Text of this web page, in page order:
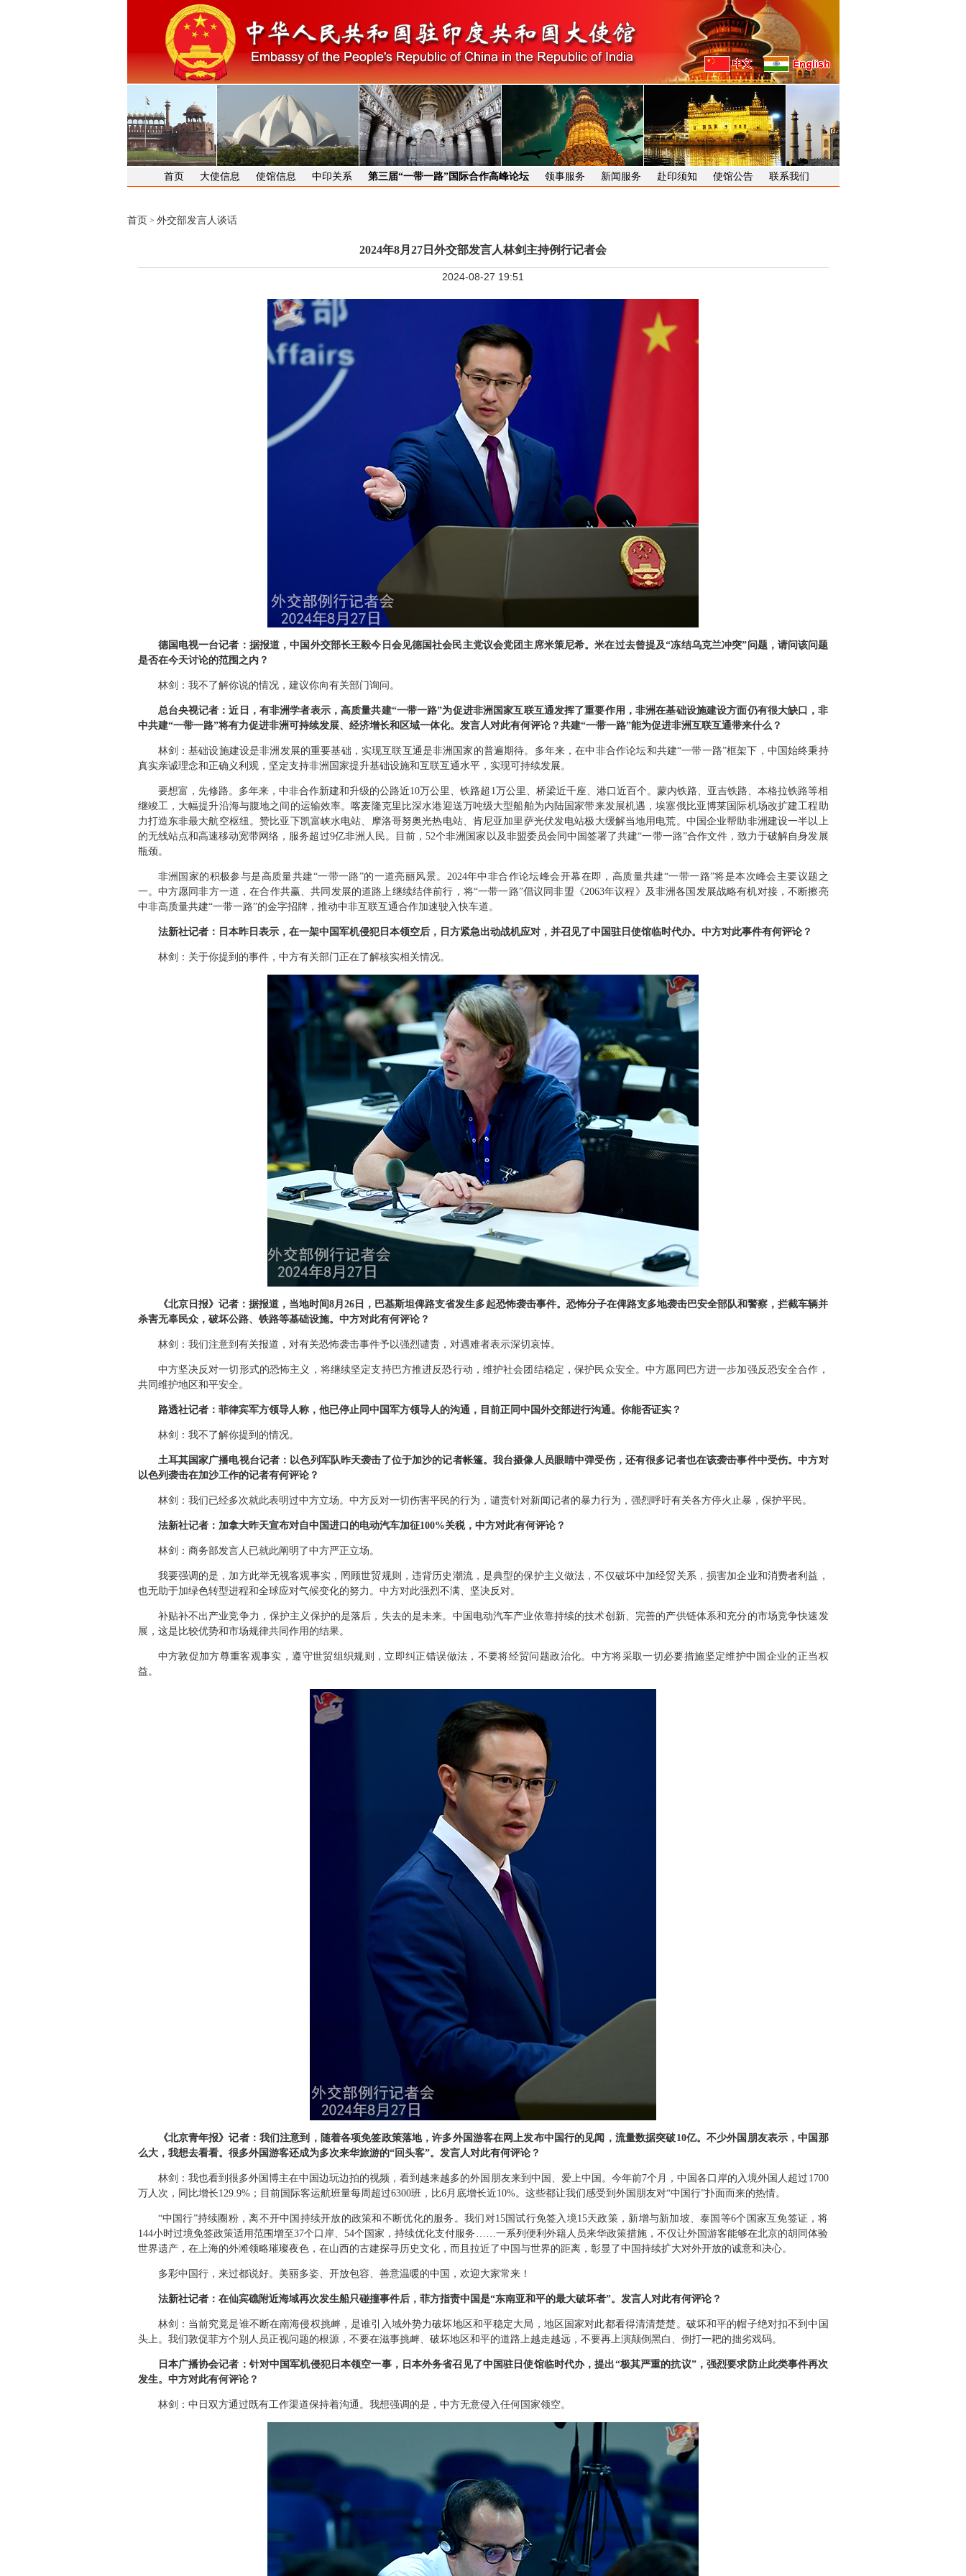
首页 大使信息 使馆信息 中印关系 第三届“一带一路”国际合作高峰论坛 领事服务 新闻服务 赴印须知 使馆公告 联系我们
首页 > 外交部发言人谈话
2024年8月27日外交部发言人林剑主持例行记者会
2024-08-27 19:51
德国电视一台记者：据报道，中国外交部长王毅今日会见德国社会民主党议会党团主席米策尼希。米在过去曾提及“冻结乌克兰冲突”问题，请问该问题
是否在今天讨论的范围之内？
林剑：我不了解你说的情况，建议你向有关部门询问。
总台央视记者：近日，有非洲学者表示，高质量共建“一带一路”为促进非洲国家互联互通发挥了重要作用，非洲在基础设施建设方面仍有很大缺口，非
中共建“一带一路”将有力促进非洲可持续发展、经济增长和区域一体化。发言人对此有何评论？共建“一带一路”能为促进非洲互联互通带来什么？
林剑： 基础设施建设是非洲发展的重要基础，实现互联互通是非洲国家的普遍期待。多年来，在中非合作论坛和共建“一带一路”框架下，中国始终秉持
真实亲诚理念和正确义利观，坚定支持非洲国家提升基础设施和互联互通水平，实现可持续发展。
要想富，先修路。多年来，中非合作新建和升级的公路近10万公里、铁路超1万公里、桥梁近千座、港口近百个。蒙内铁路、亚吉铁路、本格拉铁路等相
继竣工，大幅提升沿海与腹地之间的运输效率。喀麦隆克里比深水港迎送万吨级大型船舶为内陆国家带来发展机遇，埃塞俄比亚博莱国际机场改扩建工程助
力打造东非最大航空枢纽。赞比亚下凯富峡水电站、摩洛哥努奥光热电站、肯尼亚加里萨光伏发电站极大缓解当地用电荒。中国企业帮助非洲建设一半以上
的无线站点和高速移动宽带网络，服务超过9亿非洲人民。目前，52个非洲国家以及非盟委员会同中国签署了共建“一带一路”合作文件，致力于破解自身发展
瓶颈。
非洲国家的积极参与是高质量共建“一带一路”的一道亮丽风景。2024年中非合作论坛峰会开幕在即，高质量共建“一带一路”将是本次峰会主要议题之
一。中方愿同非方一道，在合作共赢、共同发展的道路上继续结伴前行，将“一带一路”倡议同非盟《2063年议程》及非洲各国发展战略有机对接，不断擦亮
中非高质量共建“一带一路”的金字招牌，推动中非互联互通合作加速驶入快车道。
法新社记者：日本昨日表示，在一架中国军机侵犯日本领空后，日方紧急出动战机应对，并召见了中国驻日使馆临时代办。中方对此事件有何评论？
林剑： 关于你提到的事件，中方有关部门正在了解核实相关情况。
《北京日报》记者：据报道，当地时间8月26日，巴基斯坦俾路支省发生多起恐怖袭击事件。恐怖分子在俾路支多地袭击巴安全部队和警察，拦截车辆并
杀害无辜民众，破坏公路、铁路等基础设施。中方对此有何评论？
林剑： 我们注意到有关报道，对有关恐怖袭击事件予以强烈谴责，对遇难者表示深切哀悼。
中方坚决反对一切形式的恐怖主义，将继续坚定支持巴方推进反恐行动，维护社会团结稳定，保护民众安全。中方愿同巴方进一步加强反恐安全合作，
共同维护地区和平安全。
路透社记者：菲律宾军方领导人称，他已停止同中国军方领导人的沟通，目前正同中国外交部进行沟通。你能否证实？
林剑： 我不了解你提到的情况。
土耳其国家广播电视台记者：以色列军队昨天袭击了位于加沙的记者帐篷。我台摄像人员眼睛中弹受伤，还有很多记者也在该袭击事件中受伤。中方对
以色列袭击在加沙工作的记者有何评论？
林剑： 我们已经多次就此表明过中方立场。中方反对一切伤害平民的行为，谴责针对新闻记者的暴力行为，强烈呼吁有关各方停火止暴，保护平民。
法新社记者：加拿大昨天宣布对自中国进口的电动汽车加征100%关税，中方对此有何评论？
林剑： 商务部发言人已就此阐明了中方严正立场。
我要强调的是，加方此举无视客观事实，罔顾世贸规则，违背历史潮流，是典型的保护主义做法，不仅破坏中加经贸关系，损害加企业和消费者利益，
也无助于加绿色转型进程和全球应对气候变化的努力。中方对此强烈不满、坚决反对。
补贴补不出产业竞争力，保护主义保护的是落后，失去的是未来。中国电动汽车产业依靠持续的技术创新、完善的产供链体系和充分的市场竞争快速发
展，这是比较优势和市场规律共同作用的结果。
中方敦促加方尊重客观事实，遵守世贸组织规则，立即纠正错误做法，不要将经贸问题政治化。中方将采取一切必要措施坚定维护中国企业的正当权
益。
《北京青年报》记者：我们注意到，随着各项免签政策落地，许多外国游客在网上发布中国行的见闻，流量数据突破10亿。不少外国朋友表示，中国那
么大，我想去看看。很多外国游客还成为多次来华旅游的“回头客”。发言人对此有何评论？
林剑： 我也看到很多外国博主在中国边玩边拍的视频，看到越来越多的外国朋友来到中国、爱上中国。今年前7个月，中国各口岸的入境外国人超过1700
万人次，同比增长129.9%；目前国际客运航班量每周超过6300班，比6月底增长近10%。这些都让我们感受到外国朋友对“中国行”扑面而来的热情。
“中国行”持续圈粉，离不开中国持续开放的政策和不断优化的服务。我们对15国试行免签入境15天政策，新增与新加坡、泰国等6个国家互免签证，将
144小时过境免签政策适用范围增至37个口岸、54个国家，持续优化支付服务……一系列便利外籍人员来华政策措施，不仅让外国游客能够在北京的胡同体验
世界遗产，在上海的外滩领略璀璨夜色，在山西的古建探寻历史文化，而且拉近了中国与世界的距离，彰显了中国持续扩大对外开放的诚意和决心。
多彩中国行，来过都说好。美丽多姿、开放包容、善意温暖的中国，欢迎大家常来！
法新社记者：在仙宾礁附近海域再次发生船只碰撞事件后，菲方指责中国是“东南亚和平的最大破坏者”。发言人对此有何评论？
林剑： 当前究竟是谁不断在南海侵权挑衅，是谁引入域外势力破坏地区和平稳定大局，地区国家对此都看得清清楚楚。破坏和平的帽子绝对扣不到中国
头上。我们敦促菲方个别人员正视问题的根源，不要在滋事挑衅、破坏地区和平的道路上越走越远，不要再上演颠倒黑白、倒打一耙的拙劣戏码。
日本广播协会记者：针对中国军机侵犯日本领空一事，日本外务省召见了中国驻日使馆临时代办，提出“极其严重的抗议”，强烈要求防止此类事件再次
发生。中方对此有何评论？
林剑： 中日双方通过既有工作渠道保持着沟通。我想强调的是，中方无意侵入任何国家领空。